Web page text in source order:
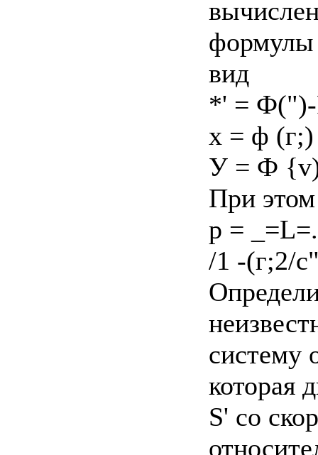
формулы
вид
*' =
х = ф
У = Ф
При этом
p = _=L=.
/1 -(г;2/
систему
которая
S' со